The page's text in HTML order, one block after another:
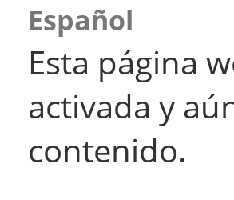
Español
Esta página
activada y
contenido.